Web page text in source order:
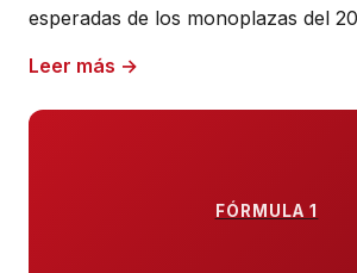
esperadas de los monoplazas del
Leer más →
FÓRMULA 1